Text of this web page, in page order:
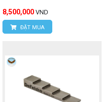
8,500,000 VND
ĐẶT MUA